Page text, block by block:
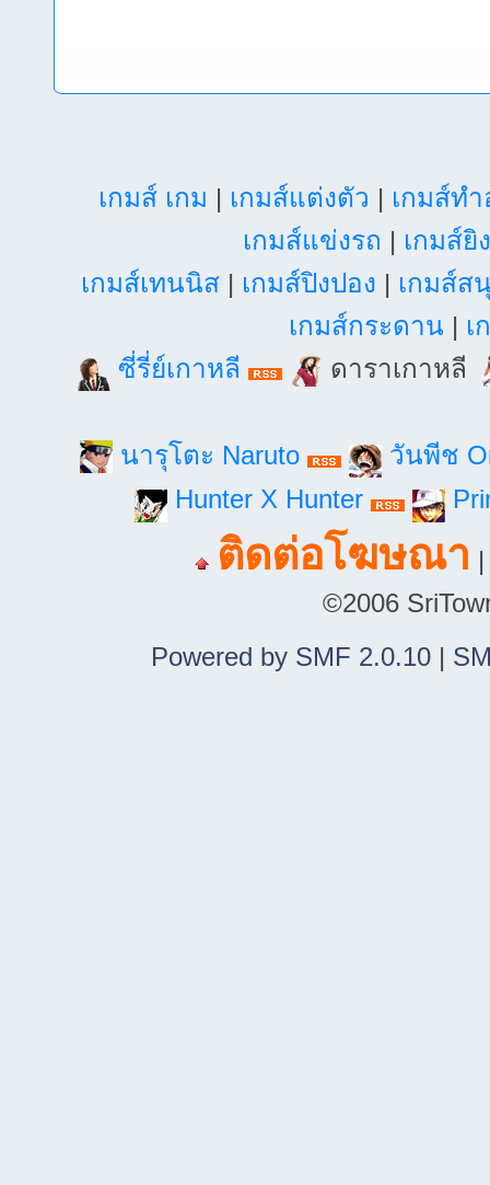
เกมส์ เกม | เกมส์แต่งตัว | เกมส์ท
เกมส์แข่งรถ | เกมส์ยิ
เกมส์เทนนิส| เกมส์ปิงปอง | เกมส์ส
เกมส์กระดาน | เ
ซี่รี่ย์เกาหลี
ดาราเกาหลี
นารุโตะ Naruto
วันพีช
Hunter X Hunter
ติดต่อโฆษณา
©2006
Powered by SMF 2.0.10|